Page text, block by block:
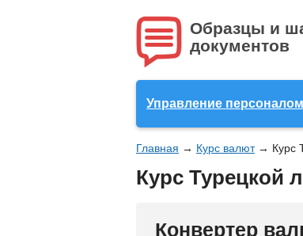
Образцы и
документов
Управление персоналом
Главная → Курс валют→ Курс
Курс Турецкой
Конвертер